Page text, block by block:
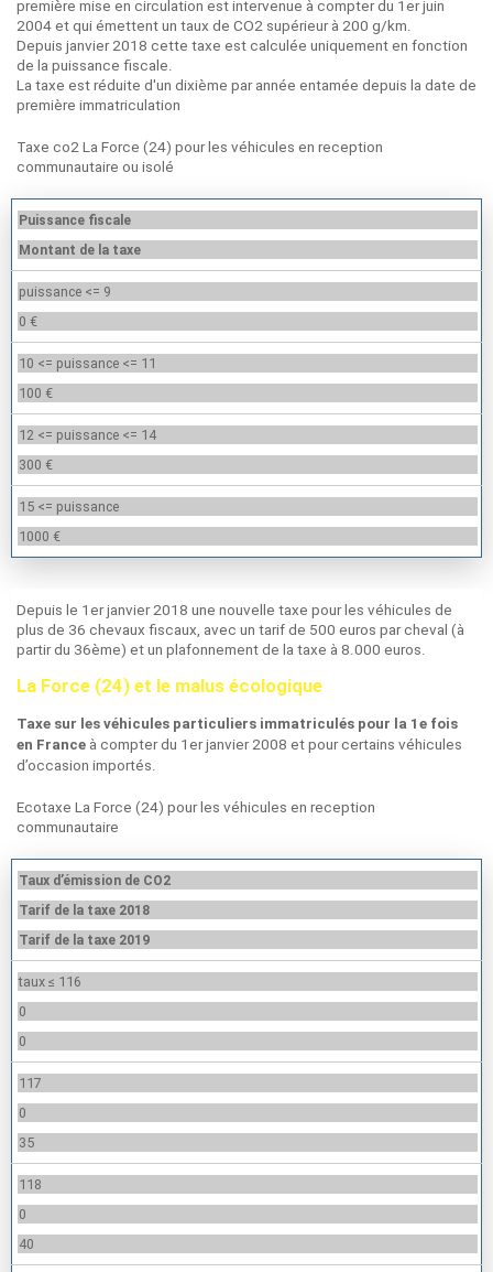
première mise en circulation est intervenue à compter du 1er juin
2004 et qui émettent un taux de CO2 supérieur à 200 g/km.
Depuis janvier 2018 cette taxe est calculée uniquement en fonction
de la puissance fiscale.
La taxe est réduite d'un dixième par année entamée depuis la date de
première immatriculation
Taxe co2 La Force (24) pour les véhicules en reception
communautaire ou isolé
Puissance fiscale
Montant de la taxe
puissance <= 9
0 €
10 <= puissance <= 11
100 €
12 <= puissance <= 14
300 €
15 <= puissance
1000 €
Depuis le 1er janvier 2018 une nouvelle taxe pour les véhicules de
plus de 36 chevaux fiscaux, avec un tarif de 500 euros par cheval (à
partir du 36ème) et un plafonnement de la taxe à 8.000 euros.
La Force (24) et le malus écologique
Taxe sur les véhicules particuliers immatriculés pour la 1e fois
en France à compter du 1er janvier 2008 et pour certains véhicules
d’occasion importés.
Ecotaxe La Force (24) pour les véhicules en reception
communautaire
Taux d’émission de CO2
Tarif de la taxe 2018
Tarif de la taxe 2019
taux ≤ 116
0
0
117
0
35
118
0
40